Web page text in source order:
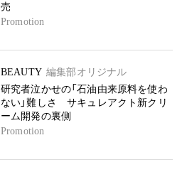
売
Promotion
BEAUTY 編集部オリジナル
研究者泣かせの「石油由来原料を使わ
ない」難しさ サキュレアクト新クリ
ーム開発の裏側
Promotion